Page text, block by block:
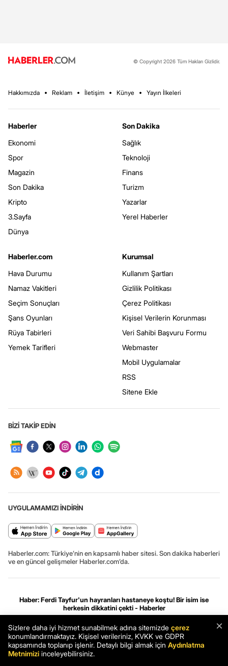
© Copyright 2026 Tüm Hakları Gizlidir.
Hakkımızda Reklam İletişim Künye Yayın İlkeleri
Haberler
Ekonomi
Spor
Magazin
Son Dakika
Kripto
3.Sayfa
Dünya
Son Dakika
Sağlık
Teknoloji
Finans
Turizm
Yazarlar
Yerel Haberler
Haberler.com
Hava Durumu
Namaz Vakitleri
Seçim Sonuçları
Şans Oyunları
Rüya Tabirleri
Yemek Tarifleri
Kurumsal
Kullanım Şartları
Gizlilik Politikası
Çerez Politikası
Kişisel Verilerin Korunması
Veri Sahibi Başvuru Formu
Webmaster
Mobil Uygulamalar
RSS
Sitene Ekle
BİZİ TAKİP EDİN
UYGULAMAMIZI İNDİRİN
Haberler.com: Türkiye’nin en kapsamlı haber sitesi. Son dakika haberleri
ve en güncel gelişmeler Haberler.com’da.
Haber: Ferdi Tayfur'un hayranları hastaneye koştu! Bir isim ise
herkesin dikkatini çekti - Haberler
Gizlilik ve çerez ayarları[Hata Bildir]07.08.2026 08:46:38 #.0.3#
.HCFOK.
×
Sizlere daha iyi hizmet sunabilmek adına sitemizde çerez
konumlandırmaktayız. Kişisel verileriniz, KVKK ve GDPR
kapsamında toplanıp işlenir. Detaylı bilgi almak için Aydınlatma
Metnimizi inceleyebilirsiniz.